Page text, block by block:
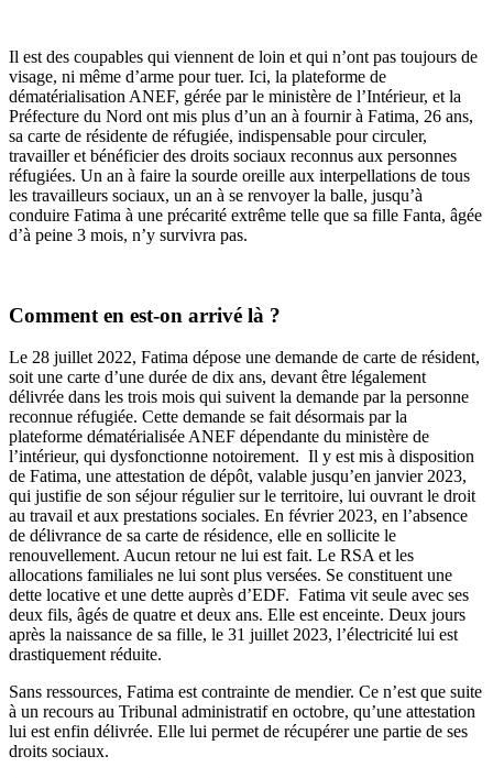
Il est des coupables qui viennent de loin et qui n’ont pas toujours de
visage, ni même d’arme pour tuer. Ici, la plateforme de
dématérialisation ANEF, gérée par le ministère de l’Intérieur, et la
Préfecture du Nord ont mis plus d’un an à fournir à Fatima, 26 ans,
sa carte de résidente de réfugiée, indispensable pour circuler,
travailler et bénéficier des droits sociaux reconnus aux personnes
réfugiées. Un an à faire la sourde oreille aux interpellations de tous
les travailleurs sociaux, un an à se renvoyer la balle, jusqu’à
conduire Fatima à une précarité extrême telle que sa fille Fanta, âgée
d’à peine 3 mois, n’y survivra pas.
Comment en est-on arrivé là ?
Le 28 juillet 2022, Fatima dépose une demande de carte de résident,
soit une carte d’une durée de dix ans, devant être légalement
délivrée dans les trois mois qui suivent la demande par la personne
reconnue réfugiée. Cette demande se fait désormais par la
plateforme dématérialisée ANEF dépendante du ministère de
l’intérieur, qui dysfonctionne notoirement. Il y est mis à disposition
de Fatima, une attestation de dépôt, valable jusqu’en janvier 2023,
qui justifie de son séjour régulier sur le territoire, lui ouvrant le droit
au travail et aux prestations sociales. En février 2023, en l’absence
de délivrance de sa carte de résidence, elle en sollicite le
renouvellement. Aucun retour ne lui est fait. Le RSA et les
allocations familiales ne lui sont plus versées. Se constituent une
dette locative et une dette auprès d’EDF. Fatima vit seule avec ses
deux fils, âgés de quatre et deux ans. Elle est enceinte. Deux jours
après la naissance de sa fille, le 31 juillet 2023, l’électricité lui est
drastiquement réduite.
Sans ressources, Fatima est contrainte de mendier. Ce n’est que suite
à un recours au Tribunal administratif en octobre, qu’une attestation
lui est enfin délivrée. Elle lui permet de récupérer une partie de ses
droits sociaux.